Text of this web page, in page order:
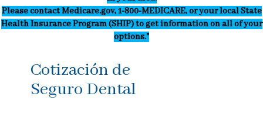
Please contact Medicare.gov, 1-800-MEDICARE, or your local State
Health Insurance Program (SHIP) to get information on all of your
options."
Cotización de
Seguro Dental